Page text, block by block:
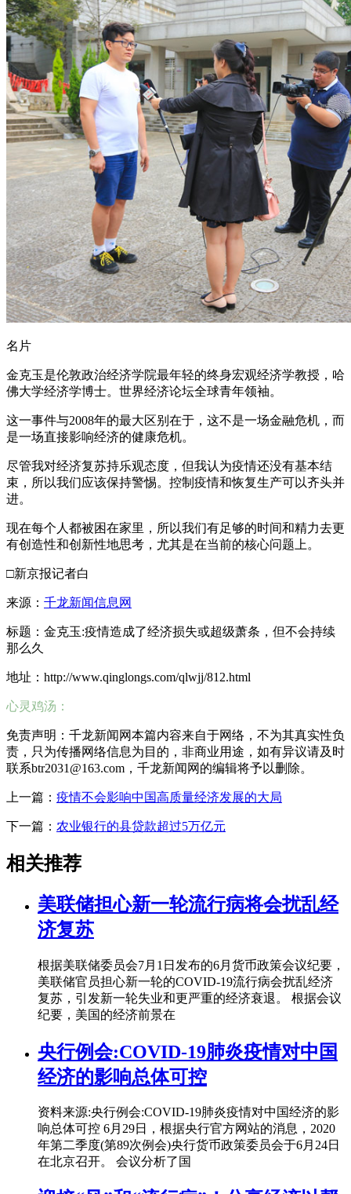
名片
金克玉是伦敦政治经济学院最年轻的终身宏观经济学教授，哈
佛大学经济学博士。世界经济论坛全球青年领袖。
这一事件与2008年的最大区别在于，这不是一场金融危机，而
是一场直接影响经济的健康危机。
尽管我对经济复苏持乐观态度，但我认为疫情还没有基本结
束，所以我们应该保持警惕。控制疫情和恢复生产可以齐头并
进。
现在每个人都被困在家里，所以我们有足够的时间和精力去更
有创造性和创新性地思考，尤其是在当前的核心问题上。
□新京报记者白
来源： 千龙新闻信息网
标题：金克玉:疫情造成了经济损失或超级萧条，但不会持续
那么久
地址：http://www.qinglongs.com/qlwjj/812.html
心灵鸡汤：
免责声明：千龙新闻网本篇内容来自于网络，不为其真实性负
责，只为传播网络信息为目的，非商业用途，如有异议请及时
联系btr2031@163.com，千龙新闻网的编辑将予以删除。
上一篇： 疫情不会影响中国高质量经济发展的大局
下一篇： 农业银行的县贷款超过5万亿元
相关推荐
美联储担心新一轮流行病将会扰乱经
济复苏
根据美联储委员会7月1日发布的6月货币政策会议纪要，
美联储官员担心新一轮的COVID-19流行病会扰乱经济
复苏，引发新一轮失业和更严重的经济衰退。 根据会议
纪要，美国的经济前景在
央行例会:COVID-19肺炎疫情对中国
经济的影响总体可控
资料来源:央行例会:COVID-19肺炎疫情对中国经济的影
响总体可控 6月29日，根据央行官方网站的消息，2020
年第二季度(第89次例会)央行货币政策委员会于6月24日
在北京召开。 会议分析了国